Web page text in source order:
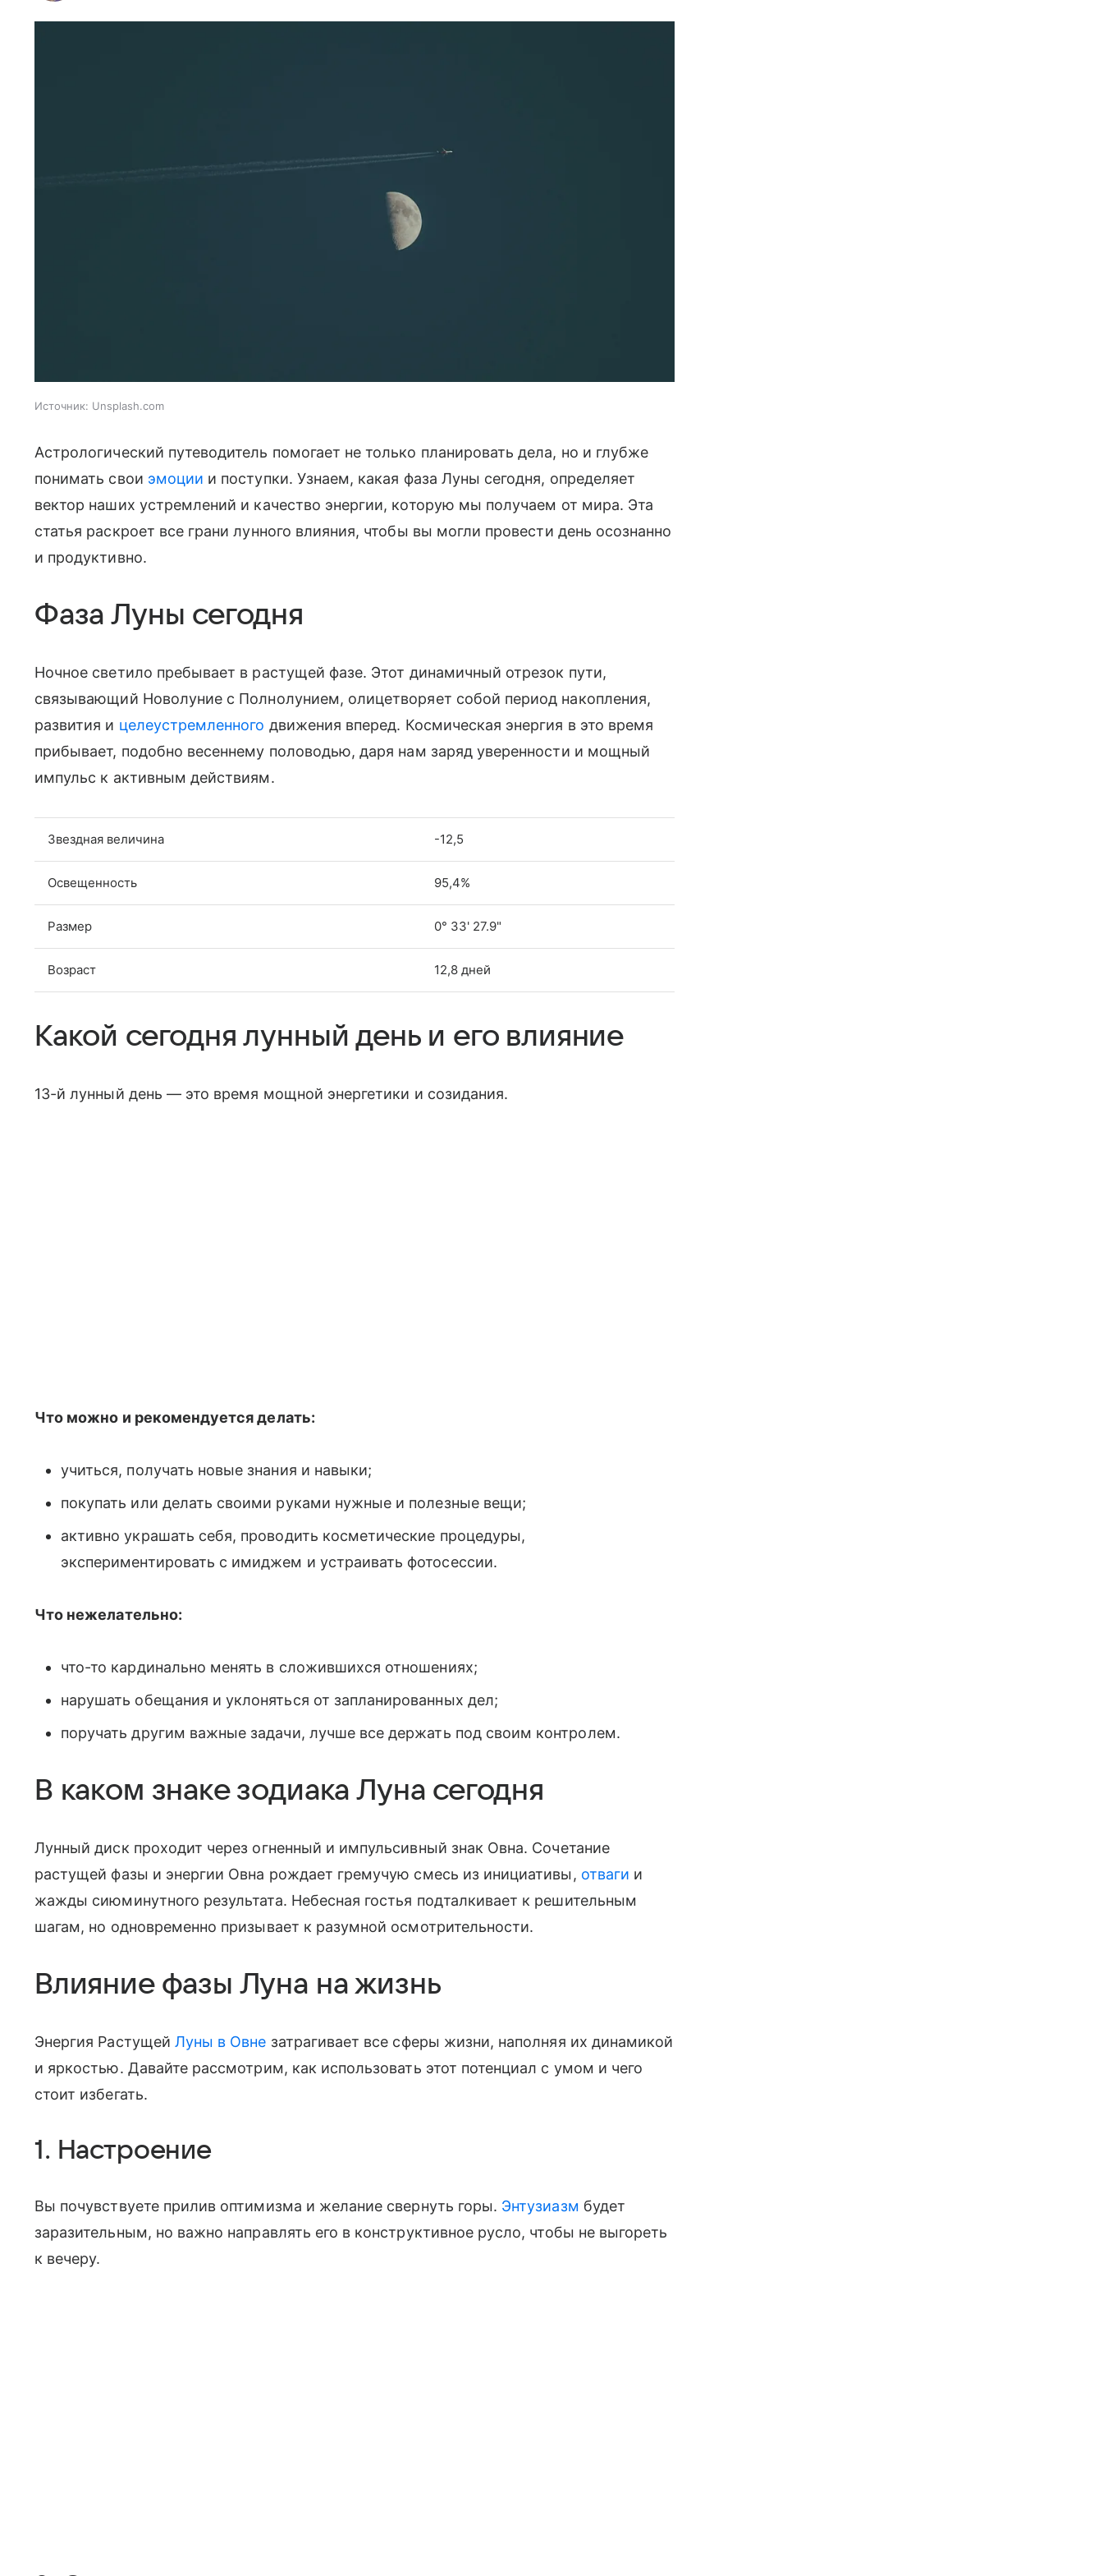
Источник: Unsplash.com
Астрологический путеводитель помогает не только планировать дела, но и глубже
понимать свои эмоции и поступки. Узнаем, какая фаза Луны сегодня, определяет
вектор наших устремлений и качество энергии, которую мы получаем от мира. Эта
статья раскроет все грани лунного влияния, чтобы вы могли провести день осознанно
и продуктивно.
Фаза Луны сегодня
Ночное светило пребывает в растущей фазе. Этот динамичный отрезок пути,
связывающий Новолуние с Полнолунием, олицетворяет собой период накопления,
развития и целеустремленного движения вперед. Космическая энергия в это время
прибывает, подобно весеннему половодью, даря нам заряд уверенности и мощный
импульс к активным действиям.
Звездная величина -12,5
Освещенность 95,4%
Размер 0° 33' 27.9"
Возраст 12,8 дней
Какой сегодня лунный день и его влияние
13-й лунный день — это время мощной энергетики и созидания.
Что можно и рекомендуется делать:
учиться, получать новые знания и навыки;
покупать или делать своими руками нужные и полезные вещи;
активно украшать себя, проводить косметические процедуры,
экспериментировать с имиджем и устраивать фотосессии.
Что нежелательно:
что-то кардинально менять в сложившихся отношениях;
нарушать обещания и уклоняться от запланированных дел;
поручать другим важные задачи, лучше все держать под своим контролем.
В каком знаке зодиака Луна сегодня
Лунный диск проходит через огненный и импульсивный знак Овна. Сочетание
растущей фазы и энергии Овна рождает гремучую смесь из инициативы, отваги и
жажды сиюминутного результата. Небесная гостья подталкивает к решительным
шагам, но одновременно призывает к разумной осмотрительности.
Влияние фазы Луна на жизнь
Энергия Растущей Луны в Овне затрагивает все сферы жизни, наполняя их динамикой
и яркостью. Давайте рассмотрим, как использовать этот потенциал с умом и чего
стоит избегать.
1. Настроение
Вы почувствуете прилив оптимизма и желание свернуть горы. Энтузиазм будет
заразительным, но важно направлять его в конструктивное русло, чтобы не выгореть
к вечеру.